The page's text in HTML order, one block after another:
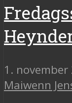
1. november
Maiwenn